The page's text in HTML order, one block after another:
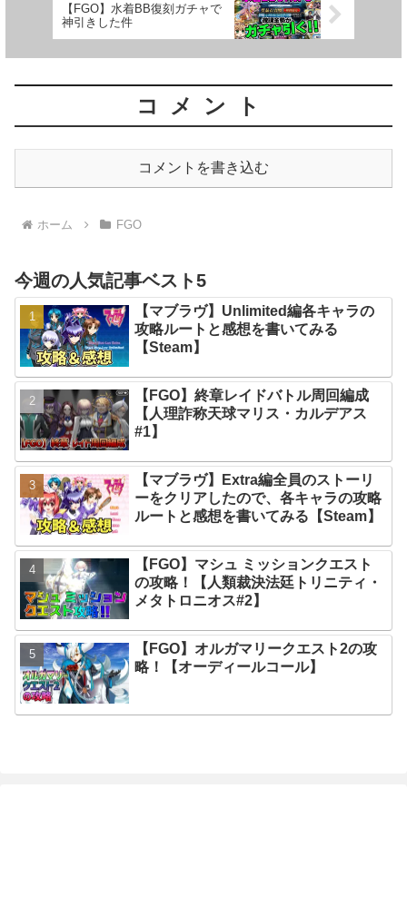
【FGO】水着BB復刻ガチャで
神引きした件
コメント
コメントを書き込む
ホーム FGO
今週の人気記事ベスト5
【マブラヴ】Unlimited編各キャラの
攻略ルートと感想を書いてみる
【Steam】
【FGO】終章レイドバトル周回編成
【人理詐称天球マリス・カルデアス
#1】
【マブラヴ】Extra編全員のストーリ
ーをクリアしたので、各キャラの攻略
ルートと感想を書いてみる【Steam】
【FGO】マシュ ミッションクエスト
の攻略！【人類裁決法廷トリニティ・
メタトロニオス#2】
【FGO】オルガマリークエスト2の攻
略！【オーディールコール】